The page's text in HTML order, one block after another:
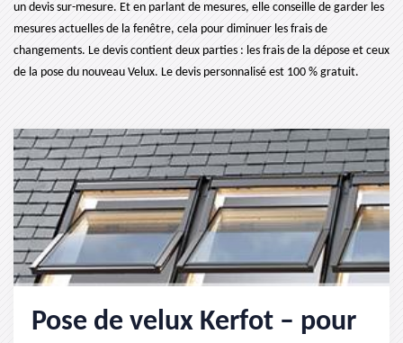
un devis sur-mesure. Et en parlant de mesures, elle conseille de garder les
mesures actuelles de la fenêtre, cela pour diminuer les frais de
changements. Le devis contient deux parties : les frais de la dépose et ceux
de la pose du nouveau Velux. Le devis personnalisé est 100 % gratuit.
Pose de velux Kerfot – pour